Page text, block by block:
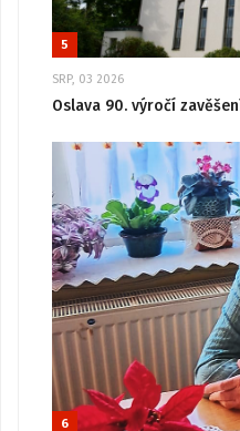
5
SRP, 03 2026
Oslava 90. výročí
6